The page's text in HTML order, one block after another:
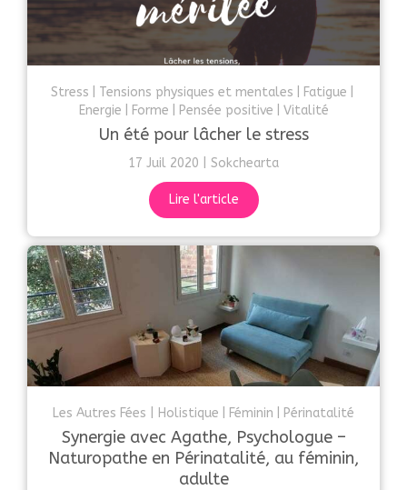
Stress Tensions physiques et mentales
Fatigue
Energie
Forme Pensée positive Vitalité
Un été pour lâcher le stress
17 Juil 2020 Sokchearta
Lire l'article
Les Autres Fées Holistique Féminin Périnatalité
Synergie avec Agathe, Psychologue –
Naturopathe en Périnatalité, au féminin,
adulte